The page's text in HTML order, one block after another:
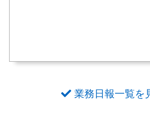
業務日報一覧を